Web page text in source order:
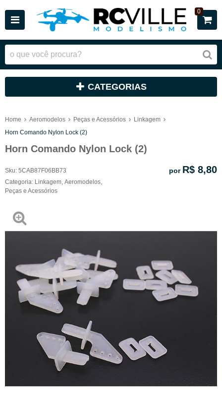
0
CATEGORIAS
Home Aeromodelos Peças e Acessórios
Linkagem
Horn Comando Nylon Lock (2)
Horn Comando Nylon Lock (2)
Sku: 5CAB87F06BB73
Categoria: Linkagem Aeromodelos
Peças e Acessórios
por R$ 8,80